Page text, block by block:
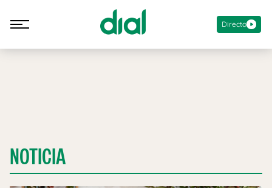
Directo
NOTICIA